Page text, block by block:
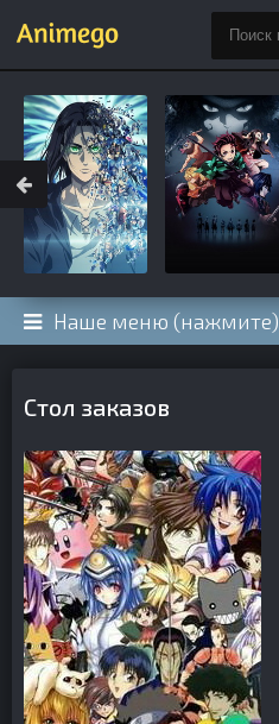
Наше меню (нажмите)
Стол заказов